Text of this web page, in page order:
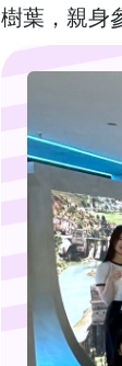
樹葉，親身